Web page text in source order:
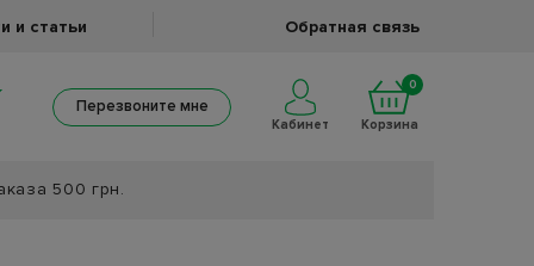
и статьи Обратная связь
Перезвоните мне
Кабинет
0
Корзина
500 грн.